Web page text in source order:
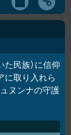
民族）に信仰
に取り入れら
ヌンナの守護